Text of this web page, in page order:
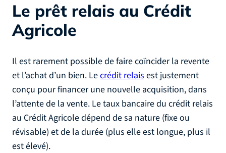
Le prêt relais au Crédit
Agricole
Il est rarement possible de faire coïncider la revente
et l’achat d’un bien. Lecrédit relaisest justement
conçu pour financer une nouvelle acquisition, dans
l’attente de la vente. Le taux bancaire du crédit relais
au Crédit Agricole dépend de sa nature (fixe ou
révisable) et de la durée (plus elle est longue, plus il
est élevé).